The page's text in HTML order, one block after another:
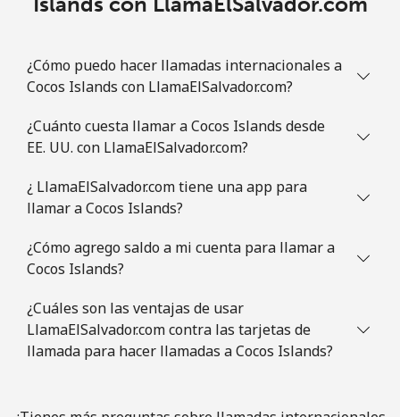
¿Cómo puedo hacer llamadas internacionales a
Cocos Islands con LlamaElSalvador.com?
¿Cuánto cuesta llamar a Cocos Islands desde
EE. UU. con LlamaElSalvador.com?
¿ LlamaElSalvador.com tiene una app para
llamar a Cocos Islands?
¿Cómo agrego saldo a mi cuenta para llamar a
Cocos Islands?
¿Cuáles son las ventajas de usar
LlamaElSalvador.com contra las tarjetas de
llamada para hacer llamadas a Cocos Islands?